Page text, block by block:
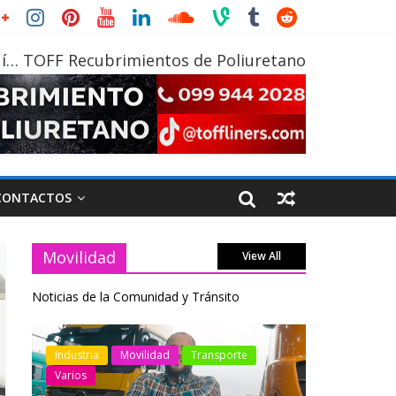
TOFF Recubrimientos de Poliuretano
Movilidad View All
Noticias de la Comunidad y Tránsito
Industria Movilidad
Transporte
Varios